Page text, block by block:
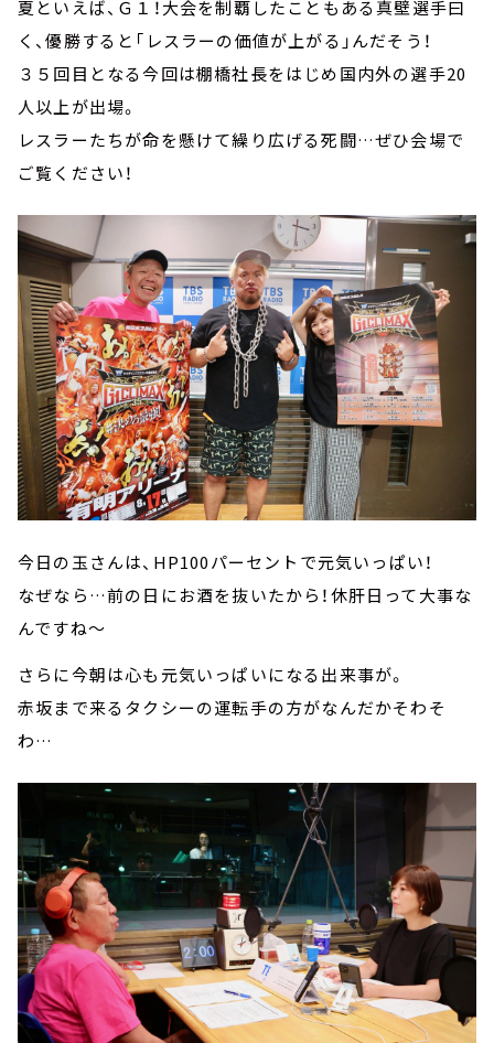
夏といえば、Ｇ１！大会を制覇したこともある真壁選手曰
く、優勝すると「レスラーの価値が上がる」んだそう！
３５回目となる今回は棚橋社長をはじめ国内外の選手20
人以上が出場。
レスラーたちが命を懸けて繰り広げる死闘…ぜひ会場で
ご覧ください！
今日の玉さんは、HP100パーセントで元気いっぱい！
なぜなら…前の日にお酒を抜いたから！休肝日って大事な
んですね～
さらに今朝は心も元気いっぱいになる出来事が。
赤坂まで来るタクシーの運転手の方がなんだかそわそ
わ…